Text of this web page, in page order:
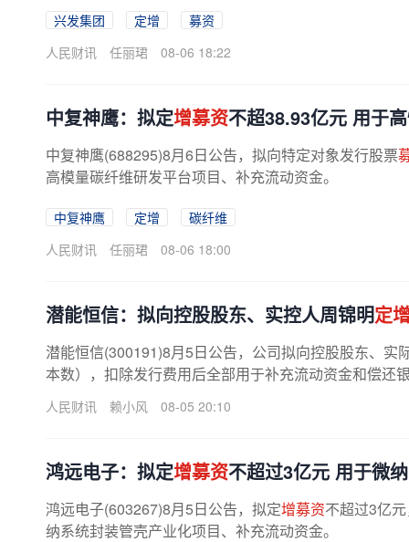
兴发集团 定增
募资
人民财讯
任丽珺 08-06 18:22
中复神鹰：拟定增募资不超38.93亿元 用于
中复神鹰(688295)8月6日公告，拟向特定对象发行股票
高模量碳纤维研发平台项目、补充流动资金。
中复神鹰 定增
碳纤维
人民财讯
任丽珺 08-06 18:00
潜能恒信：拟向控股股东、实控人周锦明定
潜能恒信(300191)8月5日公告，公司拟向控股股东、
本数），扣除发行费用后全部用于补充流动资金和偿还
人民财讯 赖小风 08-05 20:10
鸿远电子：拟定增募资不超过3亿元 用于微
鸿远电子(603267)8月5日公告，拟定增募资不超过3亿
纳系统封装管壳产业化项目、补充流动资金。